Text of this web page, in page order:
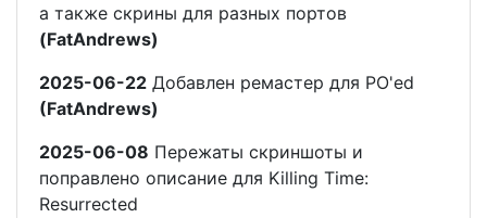
а также скрины для разных портов
(FatAndrews)
2025-06-22 Добавлен ремастер для PO'ed
(FatAndrews)
2025-06-08 Пережаты скриншоты и
поправлено описание для Killing Time:
Resurrected